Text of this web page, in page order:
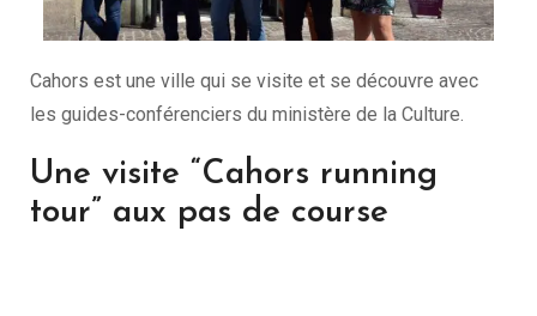
Cahors est une ville qui se visite et se découvre avec
les guides-conférenciers du ministère de la Culture.
Une visite “Cahors running
tour” aux pas de course